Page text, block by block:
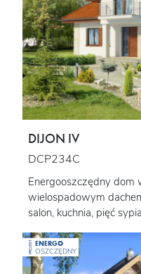
DIJON IV
DCP234C
Energooszczędny dom
wielospadowym
salon, kuchnia, pięć
PROJEKT ENERGO
OSZCZĘDNY